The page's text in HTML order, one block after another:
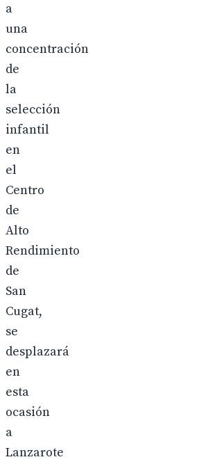
a
una
concentración
de
la
selección
infantil
en
el
Centro
de
Alto
Rendimiento
de
San
Cugat,
se
desplazará
en
esta
ocasión
a
Lanzarote